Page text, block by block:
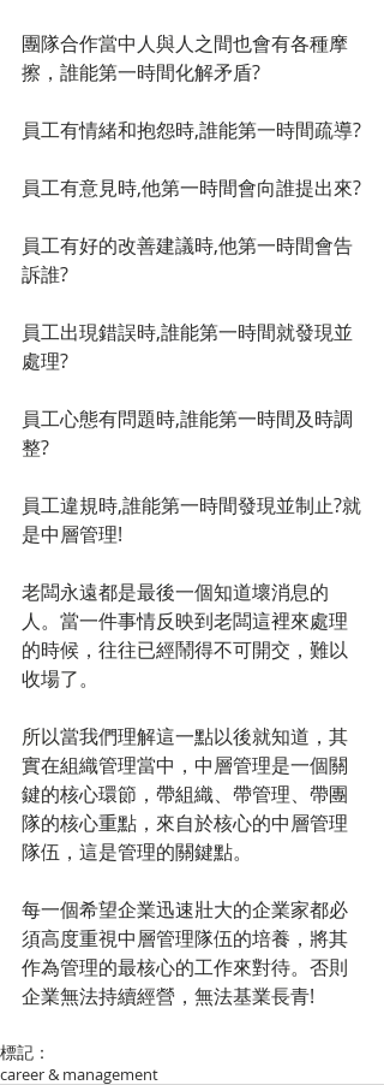
團隊合作當中人與人之間也會有各種摩
擦，誰能第一時間化解矛盾?
員工有情緒和抱怨時,誰能第一時間疏導?
員工有意見時,他第一時間會向誰提出來?
員工有好的改善建議時,他第一時間會告
訴誰?
員工出現錯誤時,誰能第一時間就發現並
處理?
員工心態有問題時,誰能第一時間及時調
整?
員工違規時,誰能第一時間發現並制止?就
是中層管理!
老闆永遠都是最後一個知道壞消息的
人。當一件事情反映到老闆這裡來處理
的時候，往往已經鬧得不可開交，難以
收場了。
所以當我們理解這一點以後就知道，其
實在組織管理當中，中層管理是一個關
鍵的核心環節，帶組織、帶管理、帶團
隊的核心重點，來自於核心的中層管理
隊伍，這是管理的關鍵點。
每一個希望企業迅速壯大的企業家都必
須高度重視中層管理隊伍的培養，將其
作為管理的最核心的工作來對待。否則
企業無法持續經營，無法基業長青!
標記：
career & management